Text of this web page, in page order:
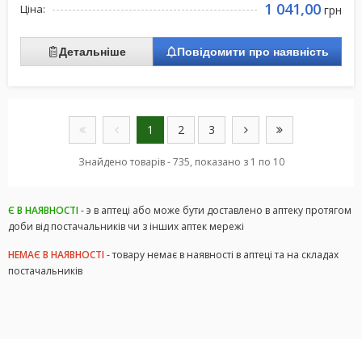
Ціна: 1 041,00 грн
Детальніше Повідомити про наявність
1 2 3
Знайдено товарів - 735, показано з 1 по 10
Є В НАЯВНОСТІ- э в аптеці або може бути доставлено в аптеку протягом
доби від постачальників чи з інших аптек мережі
НЕМАЄ В НАЯВНОСТІ- товару немає в наявності в аптеці та на складах
постачальників